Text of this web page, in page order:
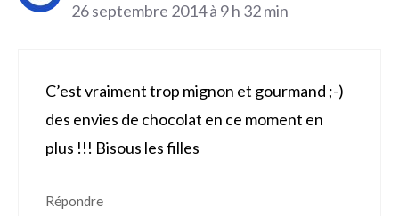
26 septembre 2014 à 9 h 32 min
C’est vraiment trop mignon et gourmand ;-)
des envies de chocolat en ce moment en
plus !!! Bisous les filles
Répondre